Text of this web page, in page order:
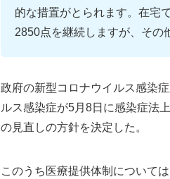
的な措置がとられます。在宅
2850点を継続しますが、その
政府の新型コロナウイルス感染
ルス感染症が5月8日に感染症法
の見直しの方針を決定した。
このうち医療提供体制について